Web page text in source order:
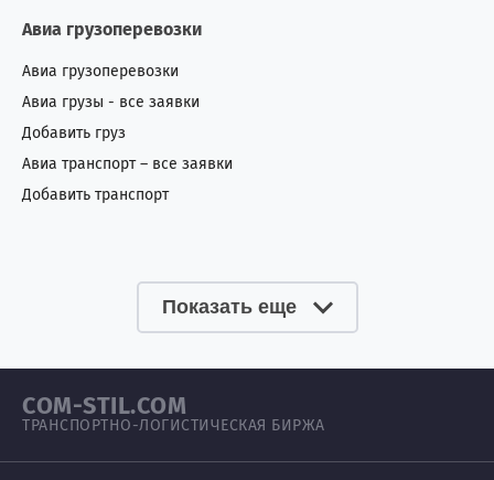
Авиа грузоперевозки
Авиа грузоперевозки
Авиа грузы - все заявки
Добавить груз
Авиа транспорт – все заявки
Добавить транспорт
Показать еще
COM-STIL.COM
ТРАНСПОРТНО-ЛОГИСТИЧЕСКАЯ БИРЖА